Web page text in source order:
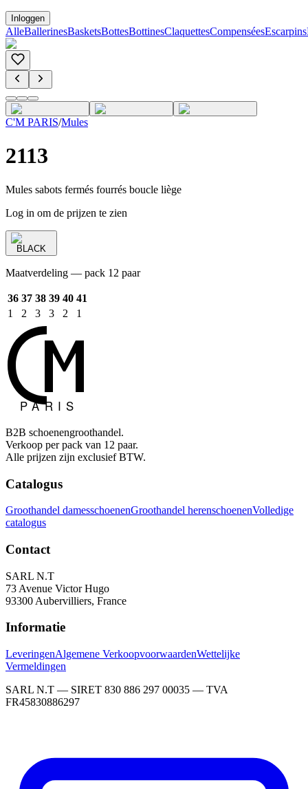
Inloggen
AlleBallerinesBasketsBottesBottinesClaquettesCompenséesEscarpins
C'M PARIS/Mules
2113
Mules sabots fermés fourrés boucle liège
Log in om de prijzen te zien
BLACK
Maatverdeling — pack 12 paar
36 37 38 39 40 41
1
2 3 3 2 1
B2B schoenengroothandel.
Verkoop per pack van 12 paar.
Alle prijzen zijn exclusief BTW.
Catalogus
Groothandel damesschoenenGroothandel herenschoenenVolledige
catalogus
Contact
SARL N.T
73 Avenue Victor Hugo
93300 Aubervilliers, France
Informatie
LeveringenAlgemene VerkoopvoorwaardenWettelijke
Vermeldingen
SARL N.T — SIRET 830 886 297 00035 — TVA
FR45830886297